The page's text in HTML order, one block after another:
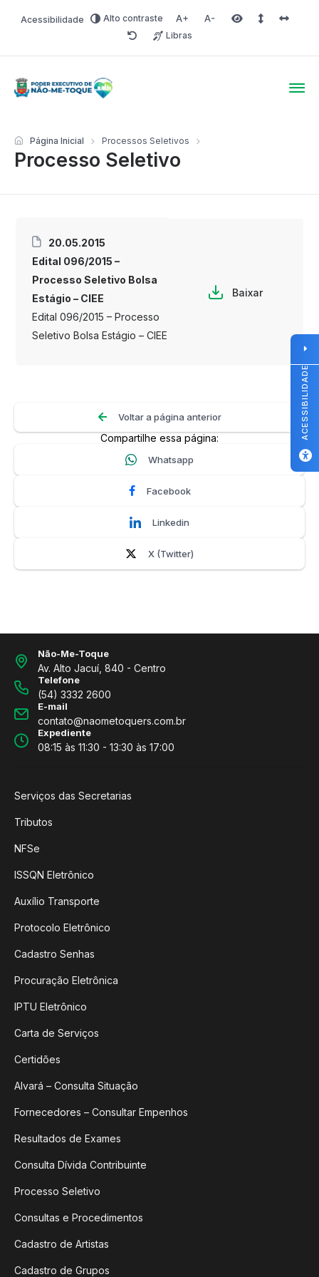
Acessibilidade Alto contraste Aumentar fonte
Diminuir fonteÁrea selecionada
Espaço
RedefinirLibras
Processo Seletivo
Página Inicial Processos Seletivos
20.05.2015
Edital 096/2015 –
Processo Seletivo Bolsa
Estágio – CIEE
Edital 096/2015 – Processo
Seletivo Bolsa Estágio – CIEE
Baixar
Voltar a página anterior
Compartilhe essa página:
Whatsapp
Facebook
Linkedin
X (Twitter)
Não-Me-Toque
Av. Alto Jacuí, 840 - Centro
Telefone
(54) 3332 2600
E-mail
contato@naometoquers.com.br
Expediente
08:15 às 11:30 - 13:30 às 17:00
Serviços das Secretarias
Tributos
NFSe
ISSQN Eletrônico
Auxílio Transporte
Protocolo Eletrônico
Cadastro Senhas
Procuração Eletrônica
IPTU Eletrônico
Carta de Serviços
Certidões
Alvará – Consulta Situação
Fornecedores – Consultar Empenhos
Resultados de Exames
Consulta Dívida Contribuinte
Processo Seletivo
Consultas e Procedimentos
Cadastro de Artistas
Cadastro de Grupos
ACESSIBILIDADE